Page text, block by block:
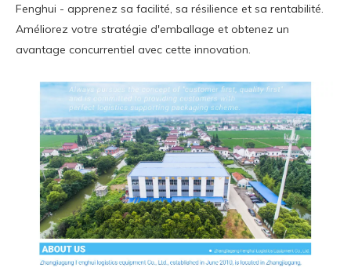
Fenghui - apprenez sa facilité, sa résilience et sa rentabilité.
Améliorez votre stratégie d'emballage et obtenez un
avantage concurrentiel avec cette innovation.